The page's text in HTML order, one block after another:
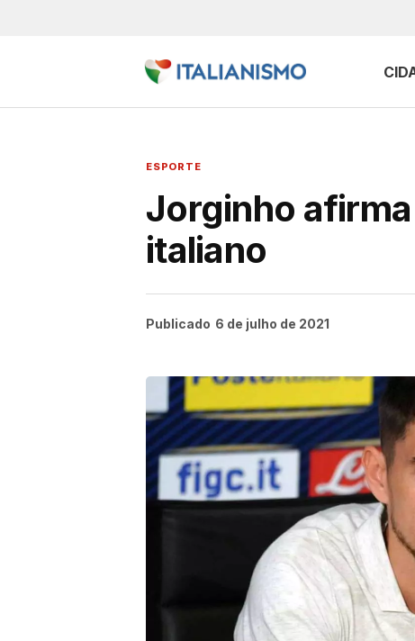
ESPORTE
Jorginho
italiano
Publicado 6 de julho de 2021